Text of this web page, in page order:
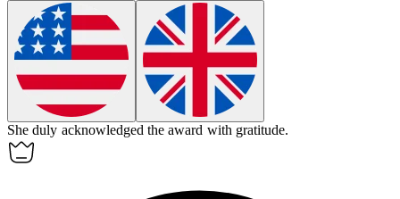
Sheduly acknowledged the award with gratitude.